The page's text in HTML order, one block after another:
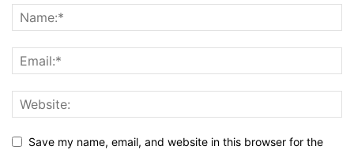
Save my name, email, and website in this browser for the